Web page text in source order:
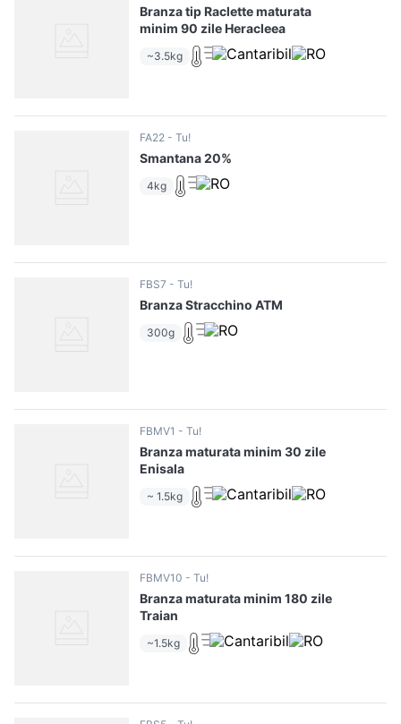
Branza tip Raclette maturata
minim 90 zile Heracleea
~3.5kg
FA22 Tu!
Smantana 20%
4kg
FBS7 Tu!
Branza Stracchino ATM
300g
FBMV1 Tu!
Branza maturata minim 30 zile
Enisala
~ 1.5kg
FBMV10 Tu!
Branza maturata minim 180 zile
Traian
~1.5kg